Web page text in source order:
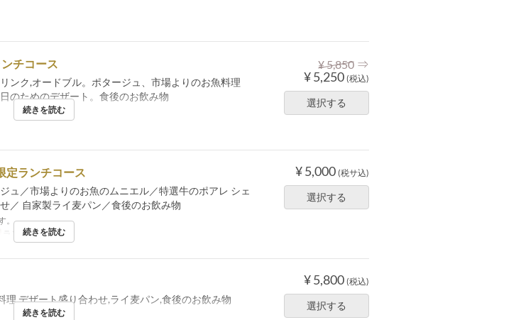
¥ 5,850 ⇒
¥ 5,250 (税込)
選択する
チコース
ンク,オードブル。ポタージュ、市場よりのお魚料理
のためのデザート。食後のお飲み物
続きを読む
¥ 5,000 (税サ込)
選択する
定ランチコース
ュ／市場よりのお魚のムニエル／特選牛のポアレ シェ
／ 自家製ライ麦パン／食後のお飲み物
。
ランチ続きを読む
¥ 5,800 (税込)
選択する
理,デザート盛り合わせ,ライ麦パン,食後のお飲み物
続きを読む